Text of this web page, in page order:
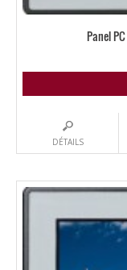
Panel
DÉTAILS